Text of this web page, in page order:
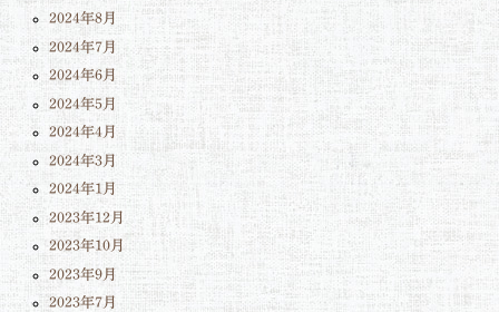
2024年8月
2024年7月
2024年6月
2024年5月
2024年4月
2024年3月
2024年1月
2023年12月
2023年10月
2023年9月
2023年7月